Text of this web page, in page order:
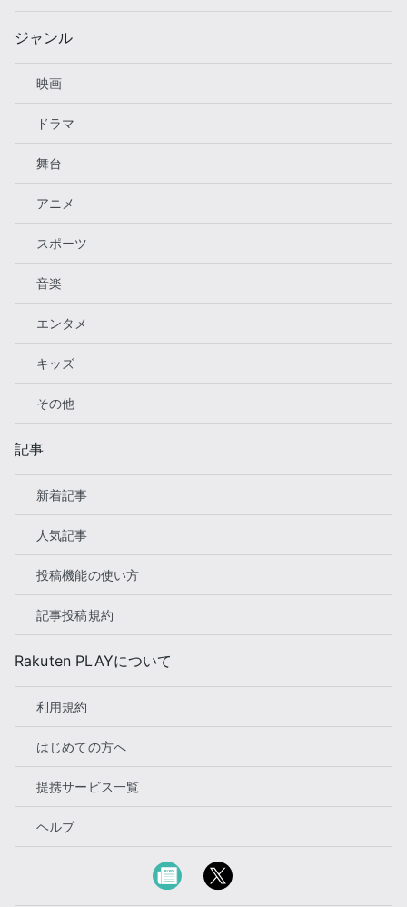
ジャンル
映画
ドラマ
舞台
アニメ
スポーツ
音楽
エンタメ
キッズ
その他
記事
新着記事
人気記事
投稿機能の使い方
記事投稿規約
Rakuten PLAYについて
利用規約
はじめての方へ
提携サービス一覧
ヘルプ